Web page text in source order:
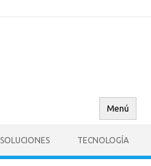
Menú
SOLUCIONES TECNOLOGÍA